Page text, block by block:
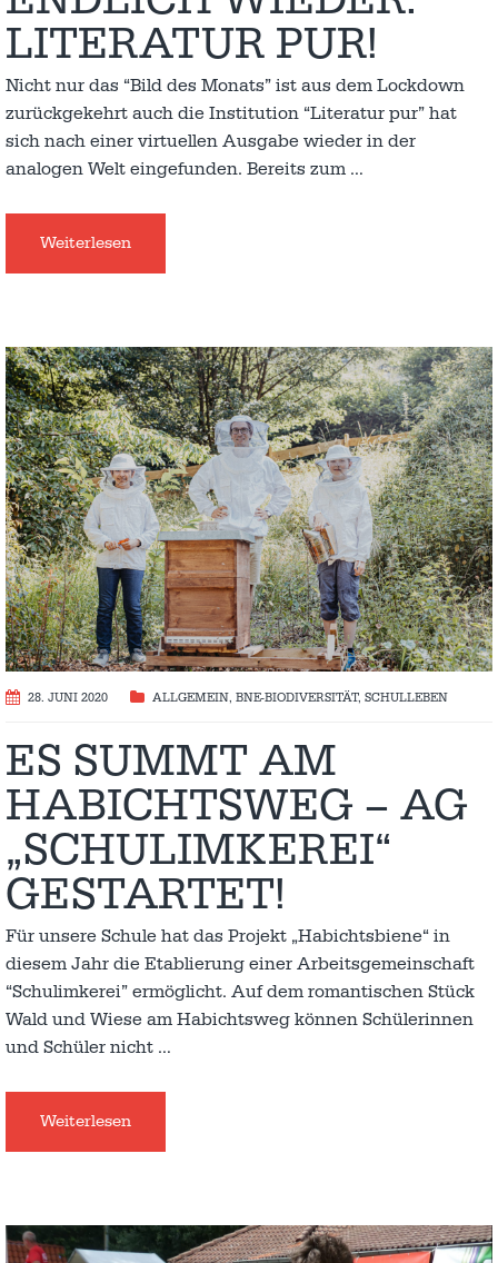
LITERATUR PUR!
Nicht nur das “Bild des Monats” ist aus dem Lockdown
zurückgekehrt auch die Institution “Literatur pur” hat
sich nach einer virtuellen Ausgabe wieder in der
analogen Welt eingefunden. Bereits zum …
Weiterlesen
28. JUNI 2020 ALLGEMEIN, BNE-BIODIVERSITÄT, SCHULLEBEN
ES SUMMT AM
HABICHTSWEG – AG
„SCHULIMKEREI“
GESTARTET!
Für unsere Schule hat das Projekt „Habichtsbiene“ in
diesem Jahr die Etablierung einer Arbeitsgemeinschaft
“Schulimkerei” ermöglicht. Auf dem romantischen Stück
Wald und Wiese am Habichtsweg können Schülerinnen
und Schüler nicht …
Weiterlesen